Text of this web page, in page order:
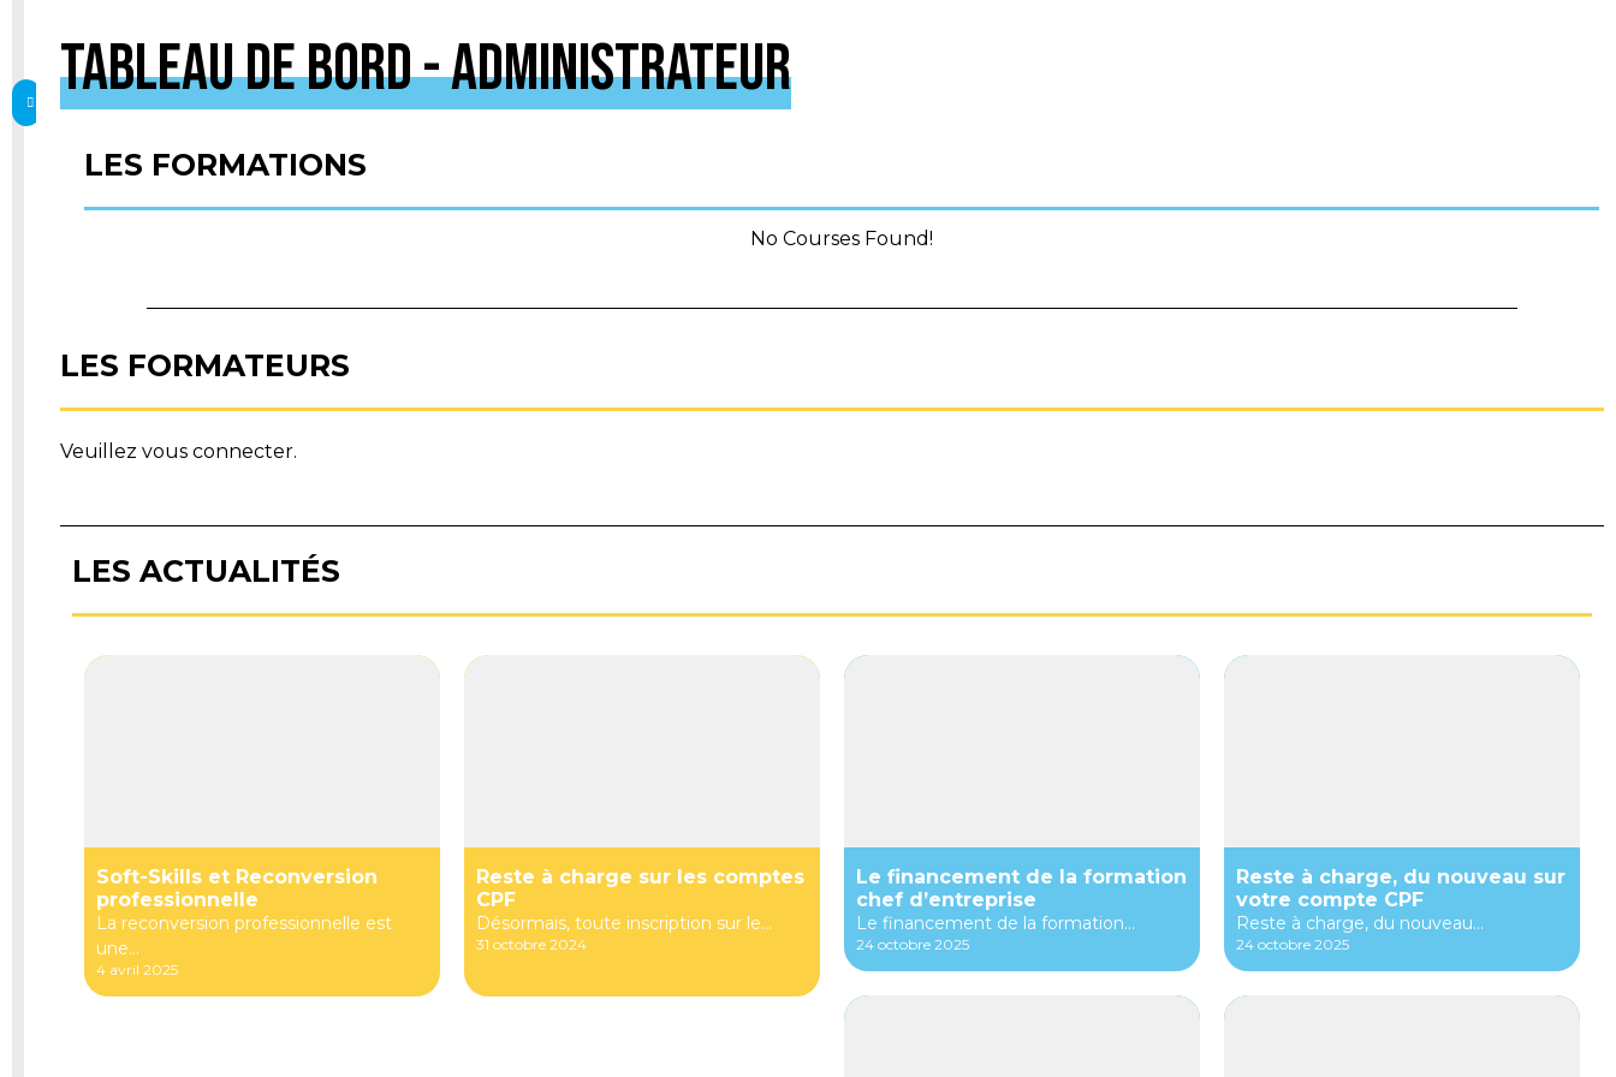
Tableau de bord - Administrateur
LES FORMATIONS
No Courses Found!
LES FORMATEURS
Veuillez vous connecter.
LES ACTUALITÉS
Soft-Skills et Reconversion
professionnelle
La reconversion professionnelle est
une...
4 avril 2025
Reste à charge sur les comptes
CPF
Désormais, toute inscription sur le...
31 octobre 2024
Le financement de la formation
chef d’entreprise
Le financement de la formation...
24 octobre 2025
Reste à charge, du nouveau sur
votre compte CPF
Reste à charge, du nouveau...
24 octobre 2025